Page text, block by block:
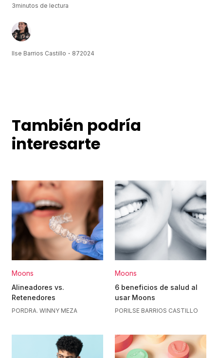
3minutos de lectura
Ilse Barrios Castillo 872024
También podría
interesarte
Moons
Alineadores vs.
Retenedores
PORDRA. WINNY MEZA
Moons
6 beneficios de salud al
usar Moons
PORILSE BARRIOS CASTILLO